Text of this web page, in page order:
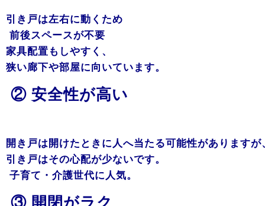
引き戸は左右に動くため
前後スペースが不要
家具配置もしやすく、
狭い廊下や部屋に向いています。
② 安全性が高い
開き戸は開けたときに人へ当たる可能性がありますが
引き戸はその心配が少ないです。
子育て・介護世代に人気。
③ 開閉がラク